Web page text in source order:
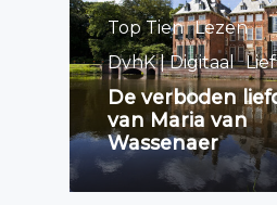
Top Tien Lezen
DvhK | Digitaal
De verboden
van Maria van
Wassenaer